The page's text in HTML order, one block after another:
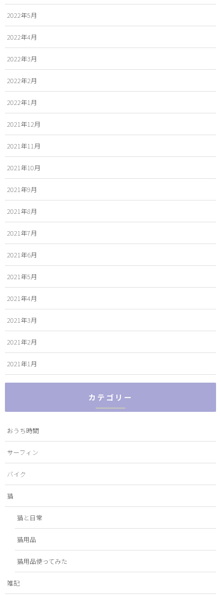
2022年5月
2022年4月
2022年3月
2022年2月
2022年1月
2021年12月
2021年11月
2021年10月
2021年9月
2021年8月
2021年7月
2021年6月
2021年5月
2021年4月
2021年3月
2021年2月
2021年1月
カテゴリー
おうち時間
サーフィン
バイク
猫
猫と日常
猫用品
猫用品使ってみた
雑記